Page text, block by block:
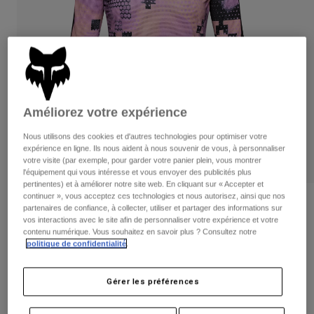
Pantalons
Shorts
Gants
Protections
Masques
Chaussettes
Accessoires
Pantalons
Gants
Vestes
Protections
Masques
Chaussettes
Sacs et accessoires
Voir tout
Femme
T-shirts et tops
Sweats et Pulls
Vestes
Pantalons
Chemises
Voir tout
Enfants
Masques
Chaussettes
Voir tout
Moto
Casques
Maillots
Pantalons
Bottes
Masques
Avis
Maillot Flexair Ascent Pulse Femme
Price reduced from
59,99 €to35,99 € 40% OFF
Améliorez votre expérience
Nous utilisons des cookies et d'autres technologies pour optimiser votre
expérience en ligne. Ils nous aident à nous souvenir de vous, à personnaliser
votre visite (par exemple, pour garder votre panier plein, vous montrer
l'équipement qui vous intéresse et vous envoyer des publicités plus
pertinentes) et à améliorer notre site web. En cliquant sur « Accepter et
continuer », vous acceptez ces technologies et nous autorisez, ainsi que nos
partenaires de confiance, à collecter, utiliser et partager des informations sur
vos interactions avec le site afin de personnaliser votre expérience et votre
contenu numérique. Vous souhaitez en savoir plus ? Consultez notre
politique de confidentialité
Gérer les préférences